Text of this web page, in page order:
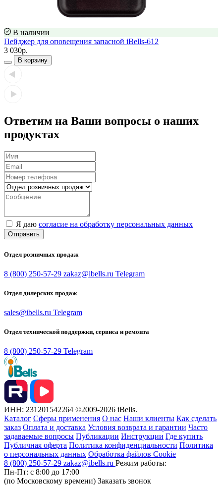
В наличии
Пейджер для оповещения запасной iBells-612
3 030р.
В корзину
Ответим на Ваши вопросы о наших
продуктах
Я даю согласие на обработку персональных данных
Отправить
Отдел розничных продаж
8 (800) 250-57-29 zakaz@ibells.ru Telegram
Отдел дилерских продаж
sales@ibells.ru Telegram
Отдел технической поддержки, сервиса и ремонта
8 (800) 250-57-29 Telegram
ИНН: 231201542264 ©2009-2026 iBells.
Каталог Сферы применения О нас Наши клиенты Как сделать
заказ Оплата и доставка Условия возврата и гарантии Часто
задаваемые вопросы Публикации Инструкции Где купить
Публичная оферта Политика конфиденциальности Политика
о персональных данных Обработка файлов Cookie
8 (800) 250-57-29 zakaz@ibells.ru Режим работы:
Пн-Пт: с 8:00 до 17:00
(по Московскому времени) Заказать звонок